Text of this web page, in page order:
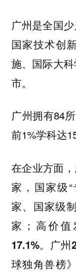
广州是全国
国家技术创
施、国际大
市。
广州拥有84
前1%学科达
在企业方面
家，国家级
家、国家级
家； 高价值
17.1%。广州
球独角兽榜